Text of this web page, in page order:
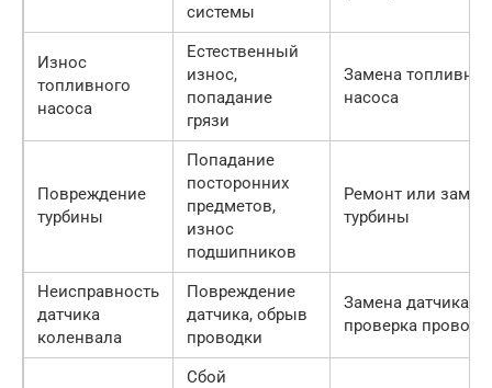
системы
Износ
топливного
насоса
Естественный
износ,
попадание
грязи
Замена
насоса
Повреждение
турбины
Попадание
посторонних
предметов,
износ
подшипников
Ремонт или
турбины
Неисправность
датчика
коленвала
Повреждение
датчика, обрыв
проводки
Замена датчика,
проверка
Сбой